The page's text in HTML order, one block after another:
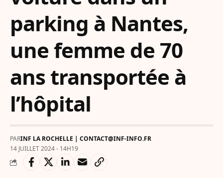
parking à Nantes,
une femme de 70
ans transportée à
l’hôpital
PARINF LA ROCHELLE | CONTACT@INF-INFO.FR
14 JUILLET 2024 - 14H19